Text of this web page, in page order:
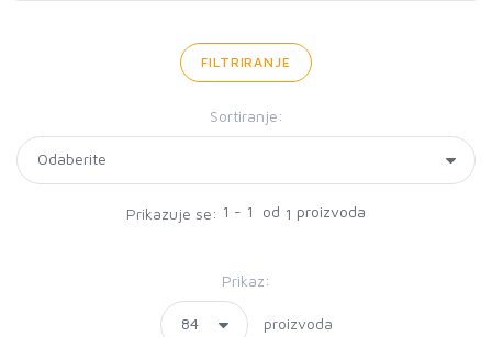
FILTRIRANJE
Sortiranje:
Prikazuje se: 1 - 1 od 1 proizvoda
Prikaz:
proizvoda